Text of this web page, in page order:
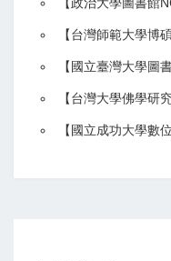
【政治大學圖書館
【台灣師範大學博
【 國立臺灣大學圖
【台灣大學佛學研
【 國立成功大學數